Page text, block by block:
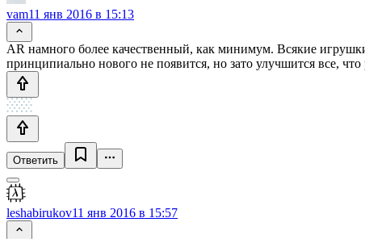
vam11 янв 2016 в 15:13
AR намного более качественный, как минимум. Всякие
принципиально нового не появится, но зато улучшится все,
Ответить
leshabirukov11 янв 2016 в 15:57